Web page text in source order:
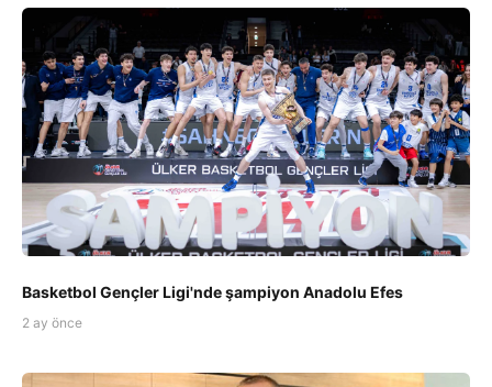
Basketbol Gençler Ligi'nde şampiyon Anadolu Efes
2 ay önce